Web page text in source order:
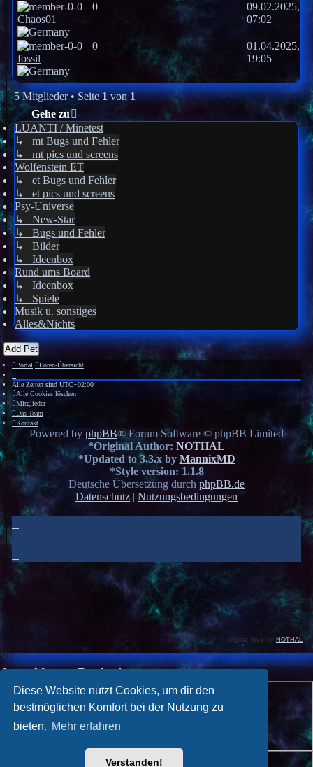
Diese Website nutzt Cookies, um dir den
bestmöglichen Komfort bei der Nutzung zu
bieten. Mehr erfahren
Verstanden!
Chaos01
0
09.02.2025,
07:02
fossil
0
01.04.2025,
19:05
5 Mitglieder • Seite1von1
Gehe zu
LUANTI / Minetest
↳ mt Bugs und Fehler
↳ mt pics und screens
Wolfenstein ET
↳ et Bugs und Fehler
↳ et pics und screens
Psy-Universe
↳ New-Star
↳ Bugs und Fehler
↳ Bilder
↳ Ideenbox
Rund ums Board
↳ Ideenbox
↳ Spiele
Musik u. sonstiges
Alles&Nichts
Add Pet
Portal Foren-Übersicht
Alle Zeiten sind UTC+02:00
Alle Cookies löschen
Mitglieder
Das Team
Kontakt
Powered by phpBB® Forum Software © phpBB Limited
*Original Author: NOTHAL
*Updated to 3.3.x by MannixMD
*Style version: 1.1.8
Deutsche Übersetzung durch phpBB.de
Datenschutz | Nutzungsbedingungen
original Style by NOTHAL
Anmelden•Registrieren
Benutzername: